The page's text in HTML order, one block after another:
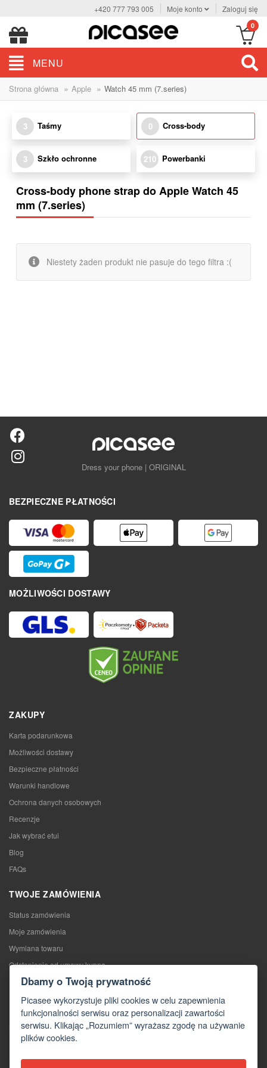
+420 777 793 005 Moje konto Zaloguj się
0
MENU
Strona główna » Apple » Watch 45 mm (7.series)
3 Taśmy 0 Cross-body
3 Szkło ochronne 210 Powerbanki
Cross-body phone strap do Apple Watch 45
mm (7.series)
Niestety żaden produkt nie pasuje do tego filtra :(
Dress your phone | ORIGINAL
BEZPIECZNE PŁATNOŚCI
MOŻLIWOŚCI DOSTAWY
ZAKUPY
Karta podarunkowa
Możliwości dostawy
Bezpieczne płatności
Warunki handlowe
Ochrona danych osobowych
Recenzje
Jak wybrać etui
Blog
FAQs
TWOJE ZAMÓWIENIA
Status zamówienia
Moje zamówienia
Wymiana towaru
Odstąpienie od umowy kupna
Reklamacje
KONTAKTY
Kontakty
Formularz kontaktowy
Hurtownia
Dbamy o Twoją prywatność
Picasee wykorzystuje pliki cookies w celu zapewnienia
funkcjonalności serwisu oraz personalizacji zawartości
serwisu. Klikając „Rozumiem” wyrażasz zgodę na używanie
plików cookies.